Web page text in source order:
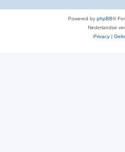
Powered by phpBB®
Nederlandse
Privacy |